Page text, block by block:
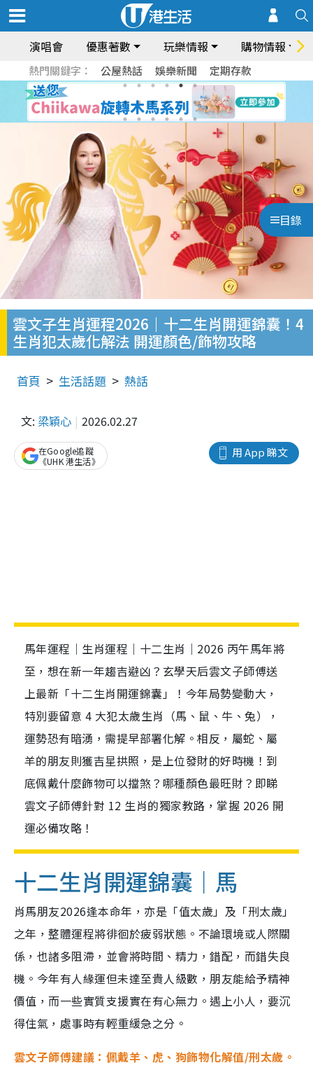
演唱會 優惠著數 玩樂情報 購物情報
熱門關鍵字： 公屋熱話 娛樂新聞 定期存款
目錄
雲文子生肖運程2026｜十二生肖開運錦囊！4
生肖犯太歲化解法 開運顏色/飾物攻略
首頁 生活話題 熱話
文: 梁穎心 2026.02.27
用 App 睇文
在Google追蹤
《UHK 港生活》
馬年運程｜生肖運程｜十二生肖｜2026 丙午馬年將
至，想在新一年趨吉避凶？玄學天后雲文子師傅送
上最新「十二生肖開運錦囊」！今年局勢變動大，
特別要留意 4 大犯太歲生肖（馬、鼠、牛、兔），
運勢恐有暗湧，需提早部署化解。相反，屬蛇、屬
羊的朋友則獲吉星拱照，是上位發財的好時機！到
底佩戴什麼飾物可以擋煞？哪種顏色最旺財？即睇
雲文子師傅針對 12 生肖的獨家教路，掌握 2026 開
運必備攻略！
十二生肖開運錦囊｜馬
肖馬朋友2026逢本命年，亦是「值太歲」及「刑太歲」
之年，整體運程將徘徊於疲弱狀態。不論環境或人際關
係，也諸多阻滯，並會將時間、精力，錯配，而錯失良
機。今年有人緣運但未達至貴人級數，朋友能給予精神
價值，而一些實質支援實在有心無力。遇上小人，要沉
得住氣，處事時有輕重緩急之分。
雲文子師傅建議：佩戴羊、虎、狗飾物化解值/刑太歲。